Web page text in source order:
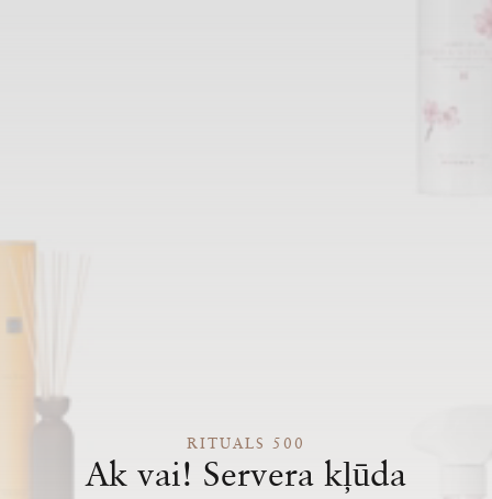
RITUALS 500
Ak vai! Servera kļūda